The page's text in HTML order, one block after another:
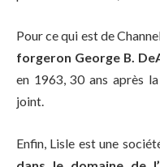
Pour ce qui est de
forgeron George B.
en 1963, 30 ans après
joint.
Enfin, Lisle est une